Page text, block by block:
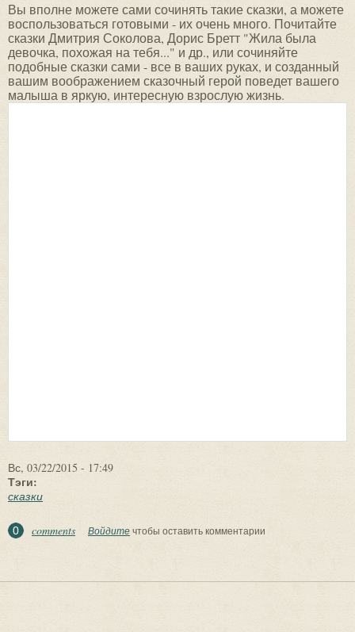
Вы вполне можете сами сочинять такие сказки, а можете
воспользоваться готовыми - их очень много. Почитайте
сказки Дмитрия Соколова, Дорис Бретт "Жила была
девочка, похожая на тебя..." и др., или сочиняйте
подобные сказки сами - все в ваших руках, и созданный
вашим воображением сказочный герой поведет вашего
малыша в яркую, интересную взрослую жизнь.
Вс, 03/22/2015 - 17:49
Тэги:
сказки
0 comments Войдитечтобы оставить комментарии